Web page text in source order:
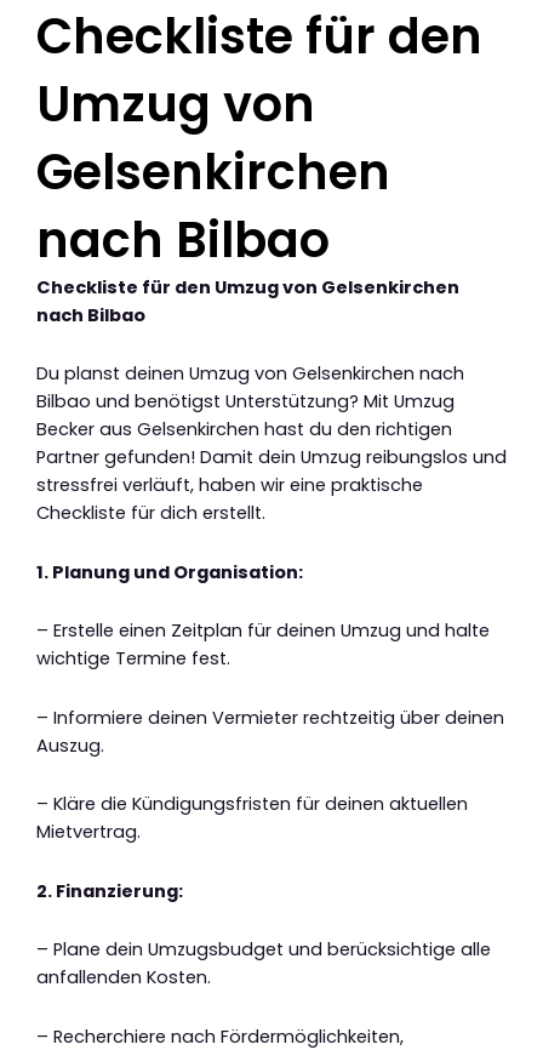
Checkliste für den
Umzug von
Gelsenkirchen
nach Bilbao
Checkliste für den Umzug von Gelsenkirchen
nach Bilbao
Du planst deinen Umzug von Gelsenkirchen nach
Bilbao und benötigst Unterstützung? Mit Umzug
Becker aus Gelsenkirchen hast du den richtigen
Partner gefunden! Damit dein Umzug reibungslos und
stressfrei verläuft, haben wir eine praktische
Checkliste für dich erstellt.
1. Planung und Organisation:
– Erstelle einen Zeitplan für deinen Umzug und halte
wichtige Termine fest.
– Informiere deinen Vermieter rechtzeitig über deinen
Auszug.
– Kläre die Kündigungsfristen für deinen aktuellen
Mietvertrag.
2. Finanzierung:
– Plane dein Umzugsbudget und berücksichtige alle
anfallenden Kosten.
– Recherchiere nach Fördermöglichkeiten,